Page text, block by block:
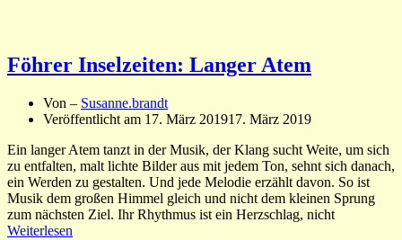
Föhrer Inselzeiten: Langer Atem
Von – Susanne.brandt
Veröffentlicht am 17. März 201917. März 2019
Ein langer Atem tanzt in der Musik, der Klang sucht Weite, um sich
zu entfalten, malt lichte Bilder aus mit jedem Ton, sehnt sich danach,
ein Werden zu gestalten. Und jede Melodie erzählt davon. So ist
Musik dem großen Himmel gleich und nicht dem kleinen Sprung
zum nächsten Ziel. Ihr Rhythmus ist ein Herzschlag, nicht
Weiterlesen